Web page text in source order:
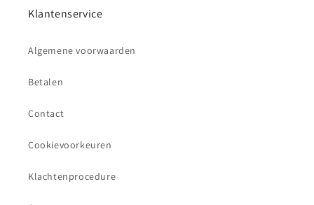
Klantenservice
Algemene voorwaarden
Betalen
Contact
Cookievoorkeuren
Klachtenprocedure